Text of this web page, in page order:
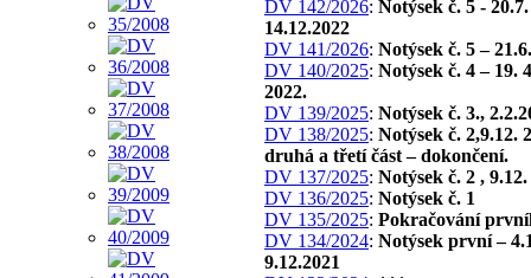
DV 142/2026: Notýsek č. 5 -
14.12.2022
DV 141/2026: Notýsek č. 5 –
DV 140/2025: Notýsek č. 4 – 19.
2022.
DV 139/2025: Notýsek č. 3.,
DV 138/2025: Notýsek č. 2,9.12.
druhá a třetí část – dokončení.
DV 137/2025: Notýsek č. 2 ,
DV 136/2025: Notýsek č. 1
DV 135/2025: Pokračování
DV 134/2024: Notýsek první –
9.12.2021